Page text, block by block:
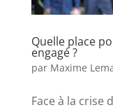
Quelle place
engagé ?
par Maxime
Face à la crise